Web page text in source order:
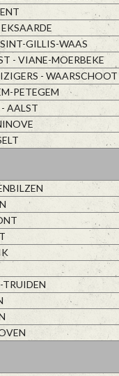
GILLIS-WAAS
- VIANE-MOERBEKE
- WAARSCHOOT
PETEGEM
AALST
TRUIDEN